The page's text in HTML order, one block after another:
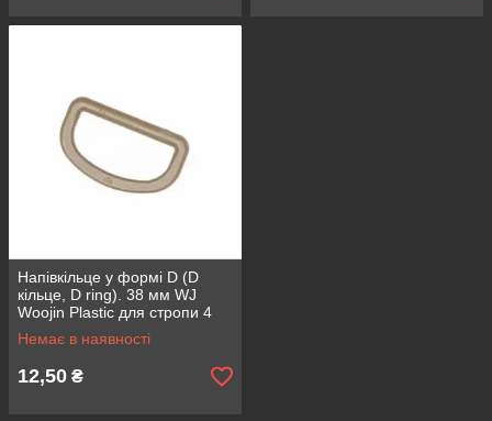
Напівкільце у формі D (D
кільце, D ring). 38 мм WJ
Woojin Plastic для стропи 4
см матеріал ацетал кольору
Койот
Немає в наявності
12,50 ₴